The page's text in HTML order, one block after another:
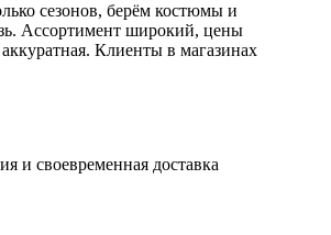
сезонов, берём костюмы и
Ассортимент широкий, цены
Клиенты в магазинах
и своевременная доставка